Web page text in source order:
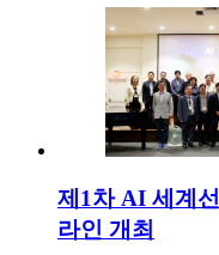
제1차 AI 세계
라인 개최